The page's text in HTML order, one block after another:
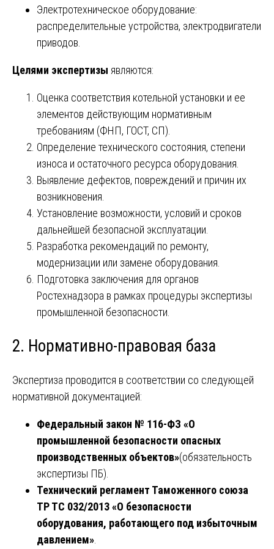
Электротехническое оборудование:
распределительные устройства, электродвигатели
приводов.
Целями экспертизы являются:
Оценка соответствия котельной установки и ее
элементов действующим нормативным
требованиям (ФНП, ГОСТ, СП).
Определение технического состояния, степени
износа и остаточного ресурса оборудования.
Выявление дефектов, повреждений и причин их
возникновения.
Установление возможности, условий и сроков
дальнейшей безопасной эксплуатации.
Разработка рекомендаций по ремонту,
модернизации или замене оборудования.
Подготовка заключения для органов
Ростехнадзора в рамках процедуры экспертизы
промышленной безопасности.
2. Нормативно-правовая база
Экспертиза проводится в соответствии со следующей
нормативной документацией:
Федеральный закон № 116-ФЗ «О
промышленной безопасности опасных
производственных объектов»(обязательность
экспертизы ПБ).
Технический регламент Таможенного союза
ТР ТС 032/2013 «О безопасности
оборудования, работающего под избыточным
давлением».